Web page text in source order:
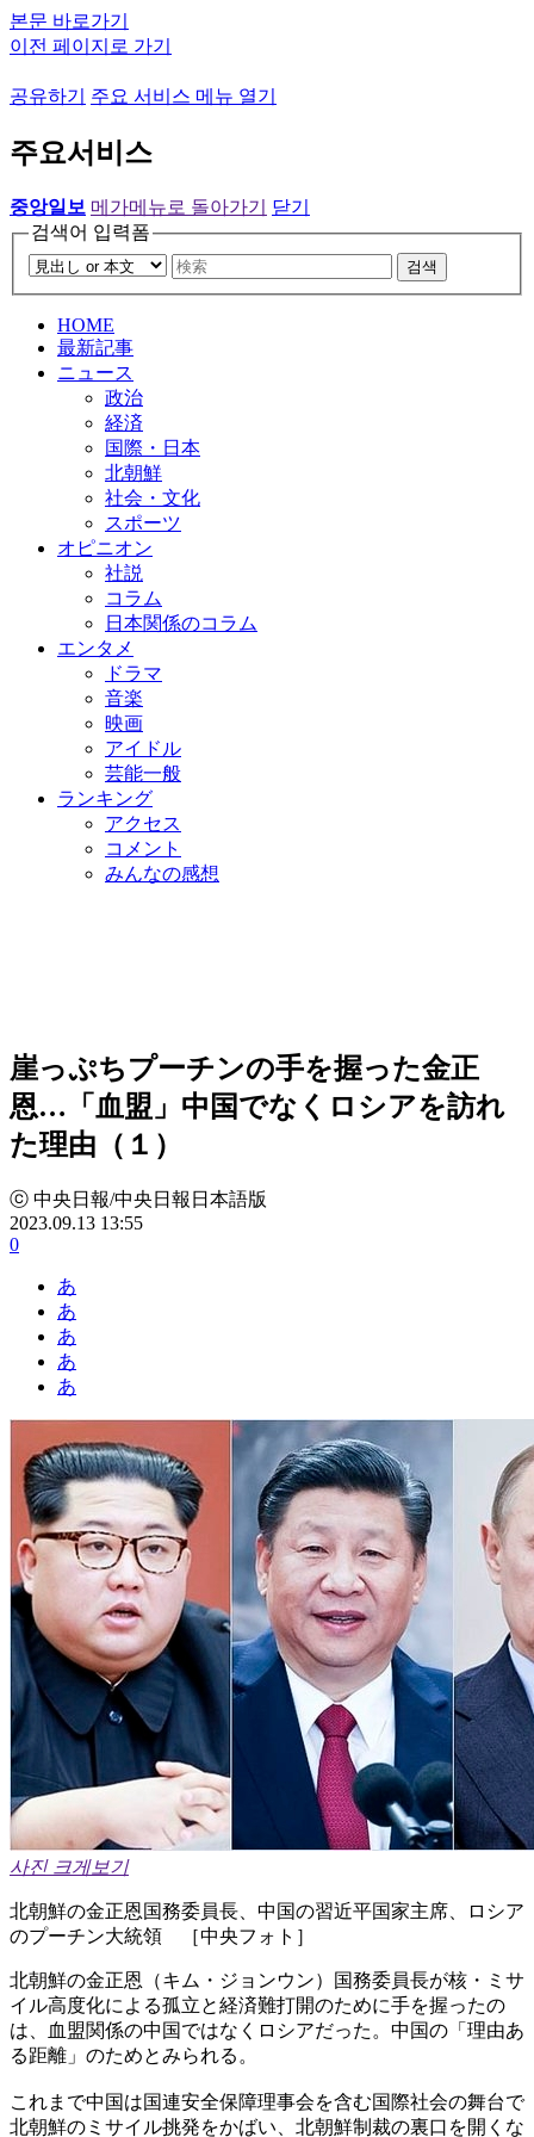
본문 바로가기
이전 페이지로 가기
공유하기 주요 서비스 메뉴 열기
주요서비스
중앙일보 메가메뉴로 돌아가기
닫기
검색어 입력폼
검색
HOME
最新記事
ニュース
政治
経済
国際・日本
北朝鮮
社会・文化
スポーツ
オピニオン
社説
コラム
日本関係のコラム
エンタメ
ドラマ
音楽
映画
アイドル
芸能一般
ランキング
アクセス
コメント
みんなの感想
崖っぷちプーチンの手を握った金正
恩…「血盟」中国でなくロシアを訪れ
た理由（１）
ⓒ 中央日報/中央日報日本語版
2023.09.13 13:55
0
あ
あ
あ
あ
あ
사진 크게보기
北朝鮮の金正恩国務委員長、中国の習近平国家主席、ロシア
のプーチン大統領 ［中央フォト］
北朝鮮の金正恩（キム・ジョンウン）国務委員長が核・ミサ
イル高度化による孤立と経済難打開のために手を握ったの
は、血盟関係の中国ではなくロシアだった。中国の「理由あ
る距離」のためとみられる。
これまで中国は国連安全保障理事会を含む国際社会の舞台で
北朝鮮のミサイル挑発をかばい、北朝鮮制裁の裏口を開くな